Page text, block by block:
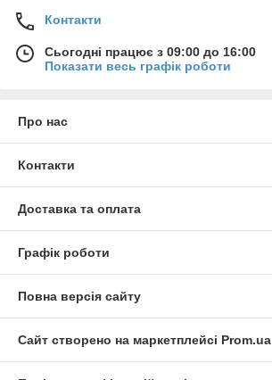
Контакти
Сьогодні працює з 09:00 до 16:00
Показати весь графік роботи
Про нас
Контакти
Доставка та оплата
Графік роботи
Повна версія сайту
Сайт створено на маркетплейсі Prom.ua